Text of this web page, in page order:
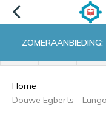
Home
Douwe Egberts -